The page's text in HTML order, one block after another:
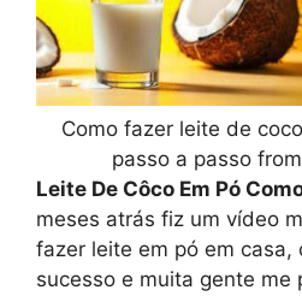
Como fazer leite de
passo a passo
Leite De Côco Em Pó
meses atrás fiz um vídeo
fazer leite em pó em casa,
sucesso e muita gente me